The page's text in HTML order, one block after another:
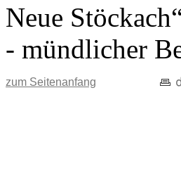
Neue
- mündlicher
zum Seitenanfang